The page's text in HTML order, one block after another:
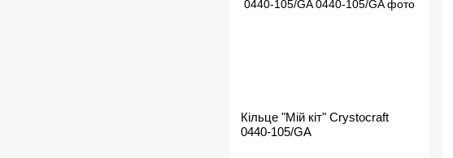
Кільце "Мій кіт" Crystocraft
0440-105/GA